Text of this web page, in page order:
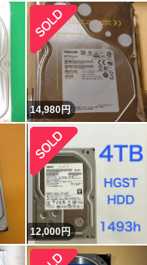
14,980円
12,000円